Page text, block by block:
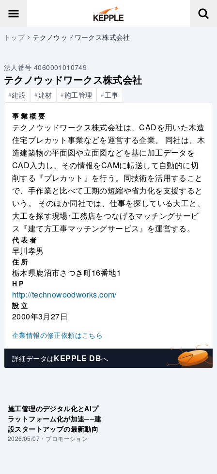
トップ テクノウッドワークス株式会社
法人番号 4060001010749
テクノウッドワークス株式会社
#建設 #建材 #施工管理 #工事
事業概要
テクノウッドワークス株式会社は、CADを用いた木造
住宅プレカット事業などを運営する企業。 同社は、木
造建築物の平面図や立面図などを基に加工データを
CAD入力し、その情報をCAMに転送して自動的に切
削する『プレカット』を行う。同技術を活用すること
で、手作業と比べて工期の短縮や省力化を支援すると
いう。 そのほか同社では、仕事を探している大工と、
大工を探す現場･工務店をつなげるマッチングサービ
ス『建て方工事マッチングサービス』を運営する。
代表者
早川孝男
住所
栃木県鹿沼市さつき町16番地1
HP
http://technowoodworks.com/
設立
2000年3月27日
企業情報の修正依頼はこちら
詳細データはKEPPLE DBへ
施工管理のデジタル化とAIプ
ラットフォーム化が加速──建
設スタートアップの最新動向
2026/05/07 ・ プロモーション